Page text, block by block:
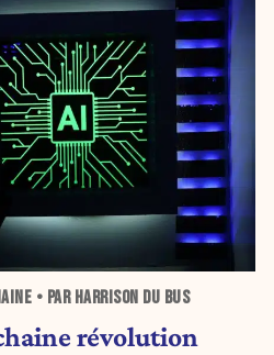
• PAR HARRISON DU BUS
révolution